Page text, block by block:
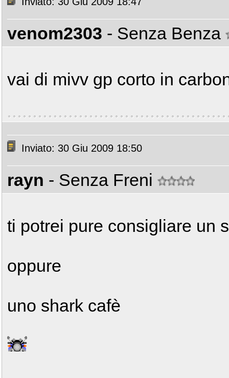
venom2303 - Senza Benza
vai di mivv gp corto in
Inviato: 30 Giu 2009 18:50
rayn - Senza Freni
ti potrei pure consigliare un
oppure
uno shark cafè